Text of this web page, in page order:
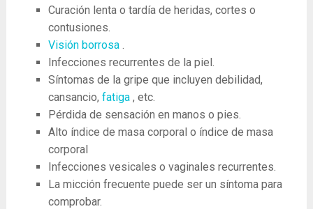
Curación lenta o tardía de heridas, cortes o
contusiones.
Visión borrosa.
Infecciones recurrentes de la piel.
Síntomas de la gripe que incluyen debilidad,
cansancio, fatiga, etc.
Pérdida de sensación en manos o pies.
Alto índice de masa corporal o índice de masa
corporal
Infecciones vesicales o vaginales recurrentes.
La micción frecuente puede ser un síntoma para
comprobar.